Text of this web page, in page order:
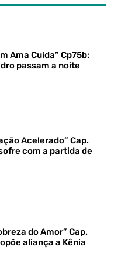
Ama Cuida” Cp75b:
passam a noite
Acelerado” Cap.
com a partida de
do Amor” Cap.
aliança a Kênia